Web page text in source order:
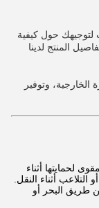
لتوجيهك حول كيفية
المنتج لدينا
الخارجية، وتوفير
لحمايتها أثناء
أثناء النقل.
طريق البحر أو